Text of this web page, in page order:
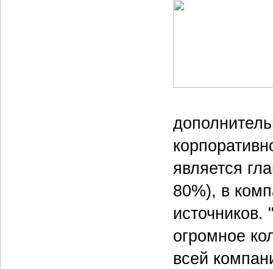
является
80%), в
огромное
всей